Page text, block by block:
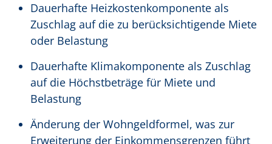
Dauerhafte Heizkostenkomponente als
Zuschlag auf die zu berücksichtigende Miete
oder Belastung
Dauerhafte Klimakomponente als Zuschlag
auf die Höchstbeträge für Miete und
Belastung
Änderung der Wohngeldformel, was zur
Erweiterung der Einkommensgrenzen führt